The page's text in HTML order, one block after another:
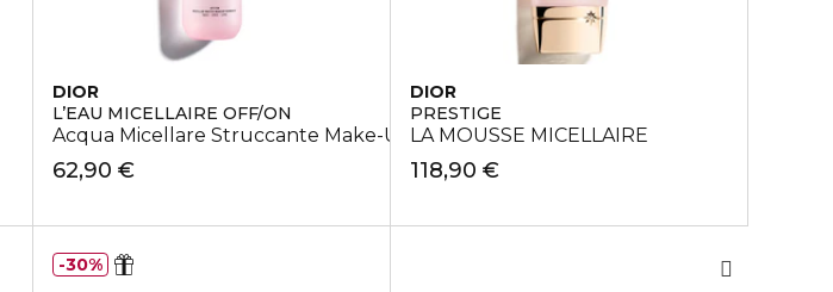
DIOR
L’EAU MICELLAIRE OFF/ON
Acqua Micellare Struccante Make-Up per Viso, Occhi, Labbra
62,90 €
DIOR
PRESTIGE
LA MOUSSE MICELLAIRE
118,90 €
30%